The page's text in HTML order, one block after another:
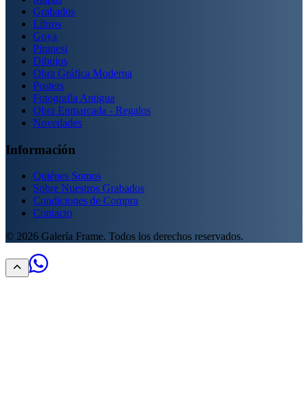
Grabados
Libros
Goya
Piranesi
Dibujos
Obra Gráfica Moderna
Posters
Fotografía Antigua
Obra Enmarcada - Regalos
Novedades
Información
Quiénes Somos
Sobre Nuestros Grabados
Condiciones de Compra
Contacto
© 2026 Galería Frame. Todos los derechos reservados.